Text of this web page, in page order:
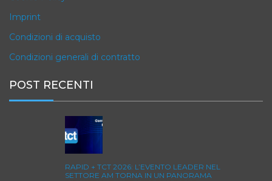
Imprint
Condizioni di acquisto
Condizioni generali di contratto
POST RECENTI
RAPID + TCT 2026: L’EVENTO LEADER NEL
SETTORE AM TORNA IN UN PANORAMA